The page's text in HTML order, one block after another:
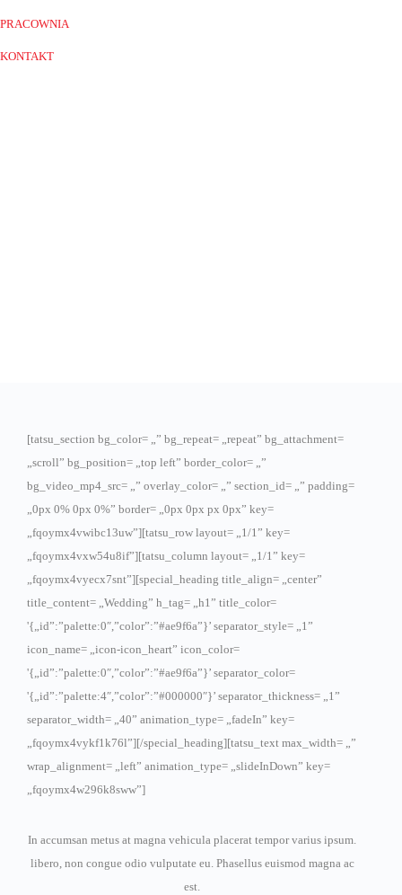
PRACOWNIA
KONTAKT
[tatsu_section bg_color= „” bg_repeat= „repeat” bg_attachment=
„scroll” bg_position= „top left” border_color= „”
bg_video_mp4_src= „” overlay_color= „” section_id= „” padding=
„0px 0% 0px 0%” border= „0px 0px px 0px” key=
„fqoymx4vwibc13uw”][tatsu_row layout= „1/1” key=
„fqoymx4vxw54u8if”][tatsu_column layout= „1/1” key=
„fqoymx4vyecx7snt”][special_heading title_align= „center”
title_content= „Wedding” h_tag= „h1” title_color=
'{„id”:”palette:0″,”color”:”#ae9f6a”}’ separator_style= „1”
icon_name= „icon-icon_heart” icon_color=
'{„id”:”palette:0″,”color”:”#ae9f6a”}’ separator_color=
'{„id”:”palette:4″,”color”:”#000000″}’ separator_thickness= „1”
separator_width= „40” animation_type= „fadeIn” key=
„fqoymx4vykf1k76l”][/special_heading][tatsu_text max_width= „”
wrap_alignment= „left” animation_type= „slideInDown” key=
„fqoymx4w296k8sww”]
In accumsan metus at magna vehicula placerat tempor varius ipsum.
libero, non congue odio vulputate eu. Phasellus euismod magna ac
est.